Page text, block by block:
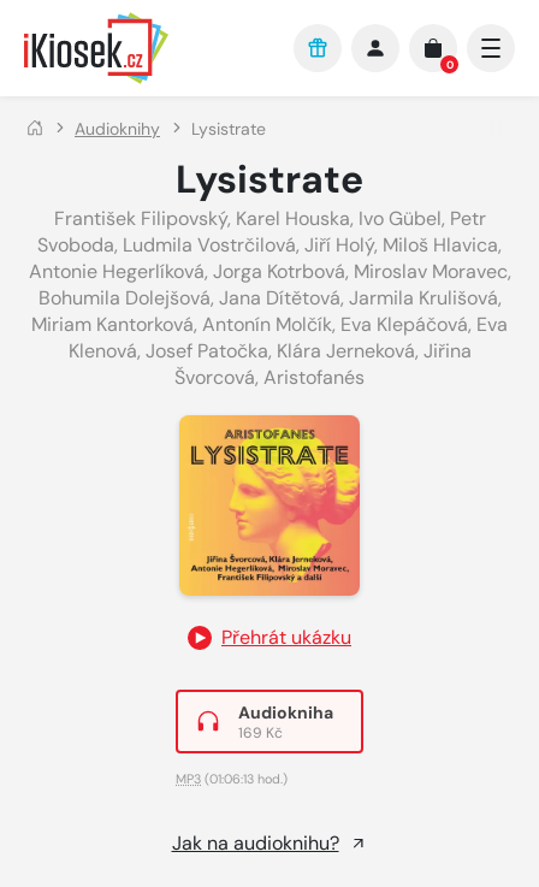
Přejít na hlavní obsah
0
Audioknihy Lysistrate
Lysistrate
František Filipovský, Karel Houska, Ivo Gübel, Petr
Svoboda, Ludmila Vostrčilová, Jiří Holý, Miloš Hlavica,
Antonie Hegerlíková, Jorga Kotrbová, Miroslav Moravec,
Bohumila Dolejšová, Jana Dítětová, Jarmila Krulišová,
Miriam Kantorková, Antonín Molčík, Eva Klepáčová, Eva
Klenová, Josef Patočka, Klára Jerneková, Jiřina
Švorcová, Aristofanés
Přehrát ukázku
Audiokniha
169 Kč
MP3 (01:06:13 hod.)
Jak na audioknihu?